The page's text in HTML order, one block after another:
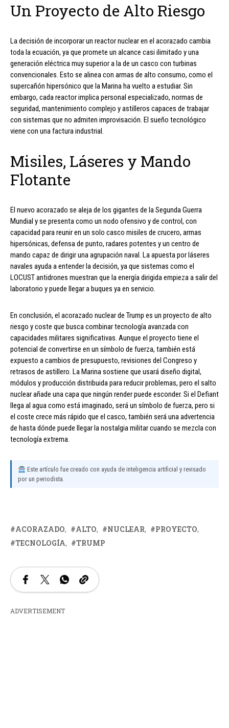
Un Proyecto de Alto Riesgo
La decisión de incorporar un reactor nuclear en el acorazado cambia
toda la ecuación, ya que promete un alcance casi ilimitado y una
generación eléctrica muy superior a la de un casco con turbinas
convencionales. Esto se alinea con armas de alto consumo, como el
supercañón hipersónico que la Marina ha vuelto a estudiar. Sin
embargo, cada reactor implica personal especializado, normas de
seguridad, mantenimiento complejo y astilleros capaces de trabajar
con sistemas que no admiten improvisación. El sueño tecnológico
viene con una factura industrial.
Misiles, Láseres y Mando
Flotante
El nuevo acorazado se aleja de los gigantes de la Segunda Guerra
Mundial y se presenta como un nodo ofensivo y de control, con
capacidad para reunir en un solo casco misiles de crucero, armas
hipersónicas, defensa de punto, radares potentes y un centro de
mando capaz de dirigir una agrupación naval. La apuesta por láseres
navales ayuda a entender la decisión, ya que sistemas como el
LOCUST antidrones muestran que la energía dirigida empieza a salir del
laboratorio y puede llegar a buques ya en servicio.
En conclusión, el acorazado nuclear de Trump es un proyecto de alto
riesgo y coste que busca combinar tecnología avanzada con
capacidades militares significativas. Aunque el proyecto tiene el
potencial de convertirse en un símbolo de fuerza, también está
expuesto a cambios de presupuesto, revisiones del Congreso y
retrasos de astillero. La Marina sostiene que usará diseño digital,
módulos y producción distribuida para reducir problemas, pero el salto
nuclear añade una capa que ningún render puede esconder. Si el Defiant
llega al agua como está imaginado, será un símbolo de fuerza, pero si
el coste crece más rápido que el casco, también será una advertencia
de hasta dónde puede llegar la nostalgia militar cuando se mezcla con
tecnología extrema.
Este artículo fue creado con ayuda de inteligencia artificial y revisado
por un periodista.
ACORAZADO ALTO NUCLEAR
PROYECTO
TECNOLOGÍA
TRUMP
ADVERTISEMENT